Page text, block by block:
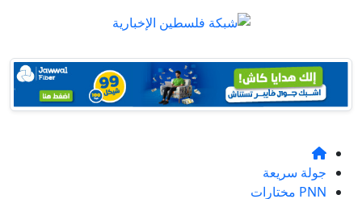
جولة سريعة
PNN مختارات